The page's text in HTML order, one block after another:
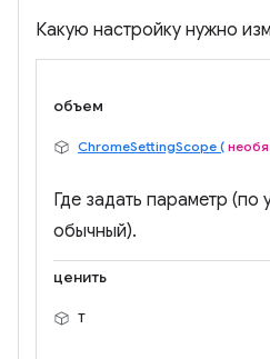
Какую настройку нужно
объем
ChromeSettingScope (
Где задать параметр (по
обычный).
ценить
Т